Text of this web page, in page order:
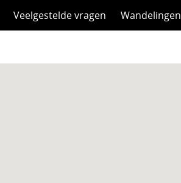
Veelgestelde vragen Wandelingen